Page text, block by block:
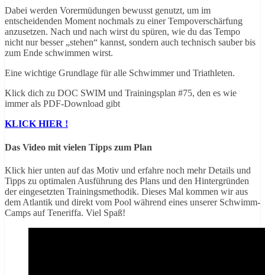
Dabei werden Vorermüdungen bewusst genutzt, um im
entscheidenden Moment nochmals zu einer Tempoverschärfung
anzusetzen. Nach und nach wirst du spüren, wie du das Tempo
nicht nur besser „stehen“ kannst, sondern auch technisch sauber bis
zum Ende schwimmen wirst.
Eine wichtige Grundlage für alle Schwimmer und Triathleten.
Klick dich zu DOC SWIM und Trainingsplan #75, den es wie
immer als PDF-Download gibt
KLICK HIER !
Das Video mit vielen Tipps zum Plan
Klick hier unten auf das Motiv und erfahre noch mehr Details und
Tipps zu optimalen Ausführung des Plans und den Hintergründen
der eingesetzten Trainingsmethodik. Dieses Mal kommen wir aus
dem Atlantik und direkt vom Pool während eines unserer Schwimm-
Camps auf Teneriffa. Viel Spaß!